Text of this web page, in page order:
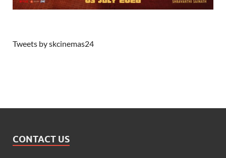
Tweets by skcinemas24
CONTACT US